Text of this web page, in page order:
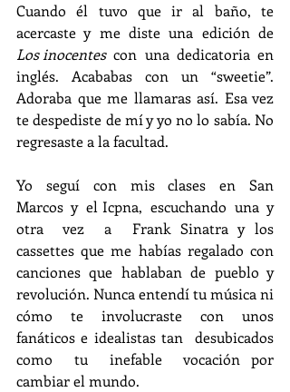
Cuando  él  tuvo  que  ir  al  baño,  te
Los inocentes
  con  una  dedicatoria  en
inglés. Acababas con un “sweetie”.
Adoraba que me llamaras así. Esa vez
te despediste de mí y yo no lo sabía. No
regresaste a la facultad.
Yo  seguí  con  mis  clases  en  San
Marcos  y  el Icpna,  escuchando  una  y
otra  vez  a  Frank Sinatra y los
cassettes que me habías regalado con
canciones  que  hablaban  de  pueblo  y
revolución. Nunca entendí tu música ni
cómo te involucraste con unos
fanáticos e idealistas tan  desubicados
como  tu  inefable  vocación por
cambiar el mundo.